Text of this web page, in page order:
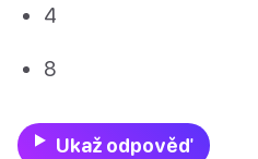
4
8
Ukaž odpověď